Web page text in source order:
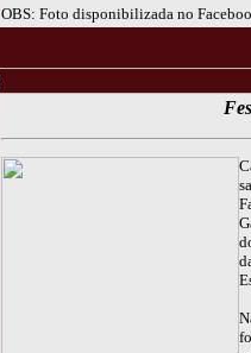
OBS: Foto disponibilizada no